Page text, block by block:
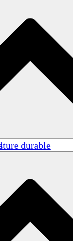
durable
après
des
et étudiants
et dialogue